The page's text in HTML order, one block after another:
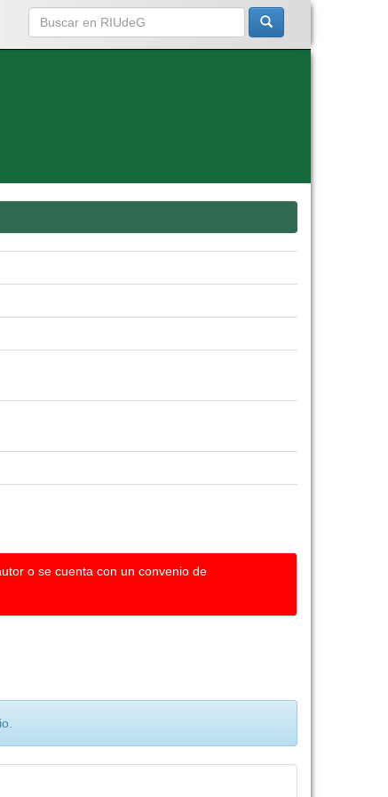
o se cuenta con un convenio de